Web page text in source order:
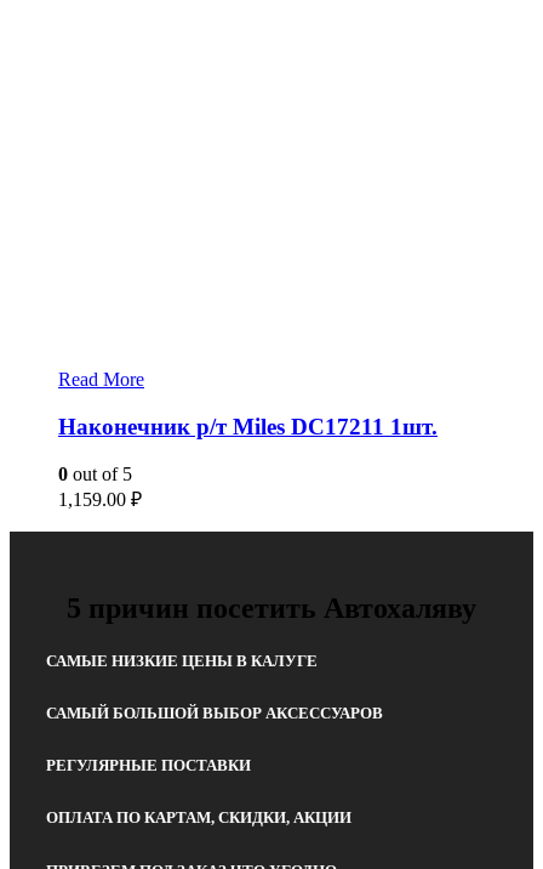
Read More
Наконечник р/т Miles DC17211 1шт.
0 out of 5
1,159.00 ₽
5 причин посетить Автохаляву
САМЫЕ НИЗКИЕ ЦЕНЫ В КАЛУГЕ
САМЫЙ БОЛЬШОЙ ВЫБОР АКСЕССУАРОВ
РЕГУЛЯРНЫЕ ПОСТАВКИ
ОПЛАТА ПО КАРТАМ, СКИДКИ, АКЦИИ